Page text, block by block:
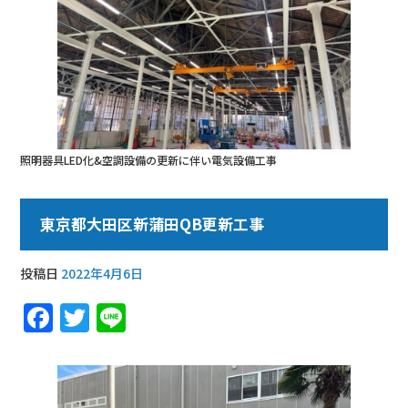
照明器具LED化&空調設備の更新に伴い電気設備工事
東京都大田区新蒲田QB更新工事
投稿日 2022年4月6日
F
a
c
T
w
it e